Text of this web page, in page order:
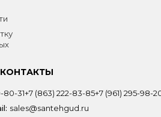
КОНТАКТЫ
80-31+7 (863) 222-83-85+7 (961) 295-98-
sales@santehgud.ru